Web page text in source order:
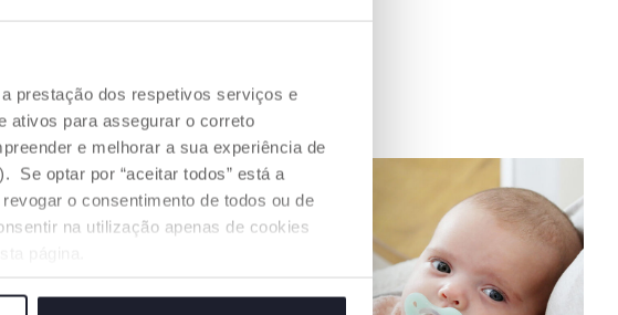
prestação dos respetivos serviços e
ativos para assegurar o correto
e melhorar a sua experiência de
Se optar por “aceitar todos” está a
o consentimento de todos ou de
na utilização apenas de cookies
Encontre uma loja